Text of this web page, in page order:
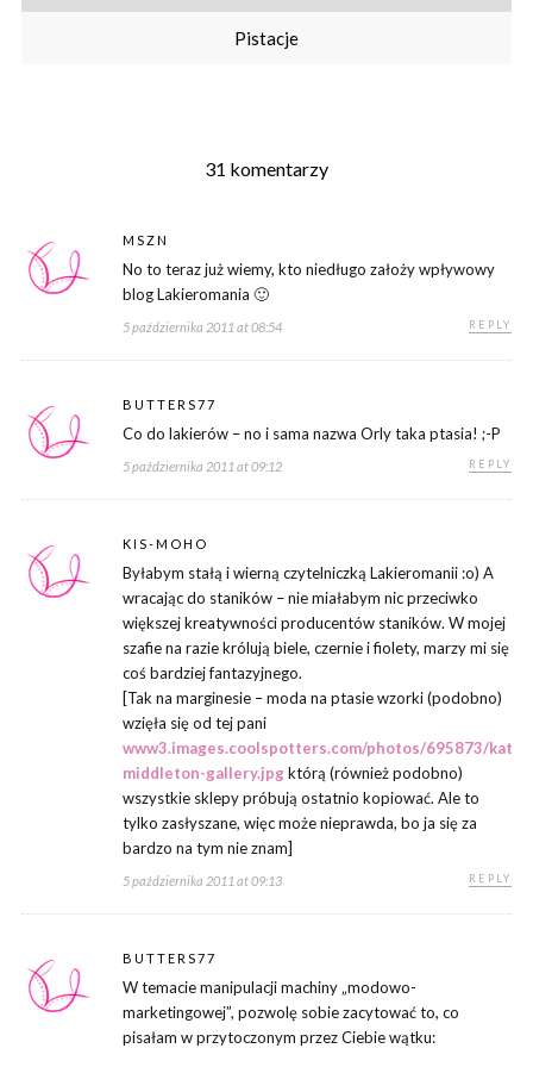
Pistacje
31 komentarzy
MSZN
No to teraz już wiemy, kto niedługo założy wpływowy
blog Lakieromania 🙂
5 października 2011 at 08:54 REPLY
BUTTERS77
Co do lakierów – no i sama nazwa Orly taka ptasia! ;-P
5 października 2011 at 09:12 REPLY
KIS-MOHO
Byłabym stałą i wierną czytelniczką Lakieromanii :o) A
wracając do staników – nie miałabym nic przeciwko
większej kreatywności producentów staników. W mojej
szafie na razie królują biele, czernie i fiolety, marzy mi się
coś bardziej fantazyjnego.
[Tak na marginesie – moda na ptasie wzorki (podobno)
wzięła się od tej pani
www3.images.coolspotters.com/photos/695873/kate-
middleton-gallery.jpg którą (również podobno)
wszystkie sklepy próbują ostatnio kopiować. Ale to
tylko zasłyszane, więc może nieprawda, bo ja się za
bardzo na tym nie znam]
5 października 2011 at 09:13 REPLY
BUTTERS77
W temacie manipulacji machiny „modowo-
marketingowej”, pozwolę sobie zacytować to, co
pisałam w przytoczonym przez Ciebie wątku: